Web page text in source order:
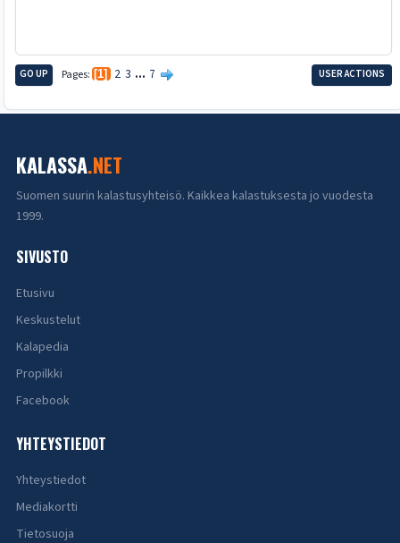
GO UP Pages 1 2 3 ... 7 USER ACTIONS
KALASSA.NET
Suomen suurin kalastusyhteisö. Kaikkea kalastuksesta jo vuodesta
1999.
SIVUSTO
Etusivu
Keskustelut
Kalapedia
Propilkki
Facebook
YHTEYSTIEDOT
Yhteystiedot
Mediakortti
Tietosuoja